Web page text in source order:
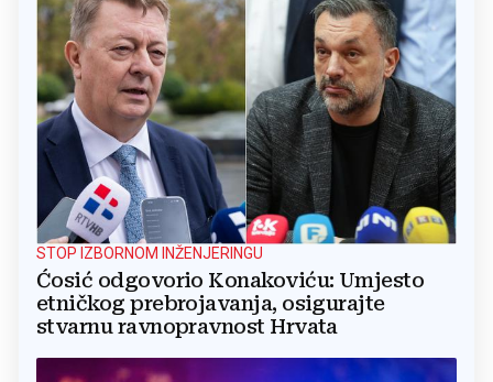
STOP IZBORNOM INŽENJERINGU
Ćosić odgovorio Konakoviću: Umjesto
etničkog prebrojavanja, osigurajte
stvarnu ravnopravnost Hrvata